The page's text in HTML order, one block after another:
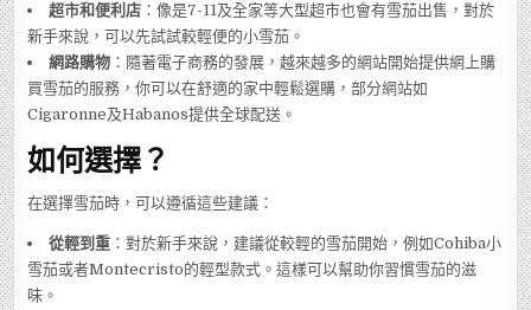
超市和便利店 ：像是7-11及全家等大型超市也會有雪茄出售，對於
新手來說，可以先試試較輕便的小雪茄。
網路購物 ：隨著電子商務的發展，越來越多的網站開始提供網上購
買雪茄的服務，你可以在舒適的家中輕鬆選購，部分網站如
Cigaronne及Habanos提供全球配送。
如何選擇？
在選擇雪茄時，可以遵循這些建議：
從輕到重 ：對於新手來說，建議從較輕的雪茄開始，例如Cohiba小
雪茄或者Montecristo的輕型款式。這樣可以幫助你習慣雪茄的滋
味。